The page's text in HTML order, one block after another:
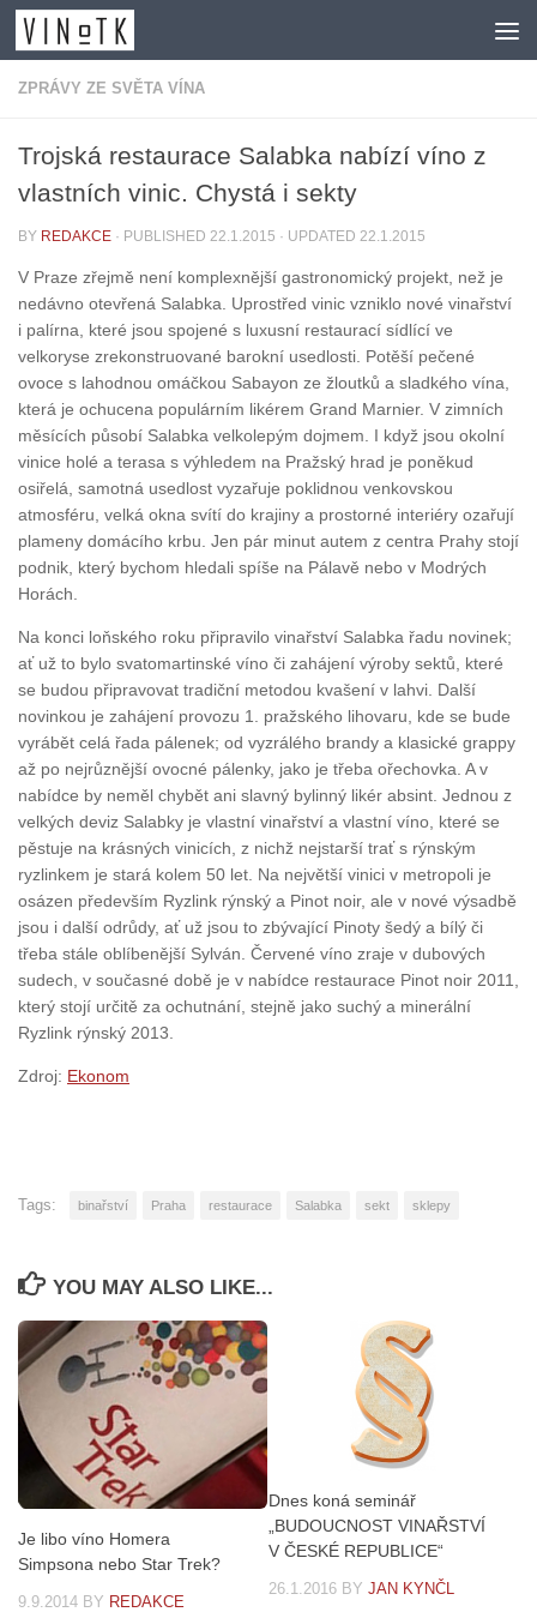
Skip to content
ZPRÁVY ZE SVĚTA VÍNA
Trojská restaurace Salabka nabízí víno z
vlastních vinic. Chystá i sekty
BY REDAKCE · PUBLISHED 22.1.2015 · UPDATED 22.1.2015
V Praze zřejmě není komplexnější gastronomický projekt, než je
nedávno otevřená Salabka. Uprostřed vinic vzniklo nové vinařství
i palírna, které jsou spojené s luxusní restaurací sídlící ve
velkoryse zrekonstruované barokní usedlosti. Potěší pečené
ovoce s lahodnou omáčkou Sabayon ze žloutků a sladkého vína,
která je ochucena populárním likérem Grand Marnier. V zimních
měsících působí Salabka velkolepým dojmem. I když jsou okolní
vinice holé a terasa s výhledem na Pražský hrad je poněkud
osiřelá, samotná usedlost vyzařuje poklidnou venkovskou
atmosféru, velká okna svítí do krajiny a prostorné interiéry ozařují
plameny domácího krbu. Jen pár minut autem z centra Prahy stojí
podnik, který bychom hledali spíše na Pálavě nebo v Modrých
Horách.
Na konci loňského roku připravilo vinařství Salabka řadu novinek;
ať už to bylo svatomartinské víno či zahájení výroby sektů, které
se budou připravovat tradiční metodou kvašení v lahvi. Další
novinkou je zahájení provozu 1. pražského lihovaru, kde se bude
vyrábět celá řada pálenek; od vyzrálého brandy a klasické grappy
až po nejrůznější ovocné pálenky, jako je třeba ořechovka. A v
nabídce by neměl chybět ani slavný bylinný likér absint. Jednou z
velkých deviz Salabky je vlastní vinařství a vlastní víno, které se
pěstuje na krásných vinicích, z nichž nejstarší trať s rýnským
ryzlinkem je stará kolem 50 let. Na největší vinici v metropoli je
osázen především Ryzlink rýnský a Pinot noir, ale v nové výsadbě
jsou i další odrůdy, ať už jsou to zbývající Pinoty šedý a bílý či
třeba stále oblíbenější Sylván. Červené víno zraje v dubových
sudech, v současné době je v nabídce restaurace Pinot noir 2011,
který stojí určitě za ochutnání, stejně jako suchý a minerální
Ryzlink rýnský 2013.
Zdroj: Ekonom
Tags: binařství Praha restaurace Salabka sekt sklepy
YOU MAY ALSO LIKE...
Je libo víno Homera
Simpsona nebo Star Trek?
9.9.2014 BY REDAKCE
Dnes koná seminář
„BUDOUCNOST VINAŘSTVÍ
V ČESKÉ REPUBLICE“
26.1.2016 BY JAN KYNČL